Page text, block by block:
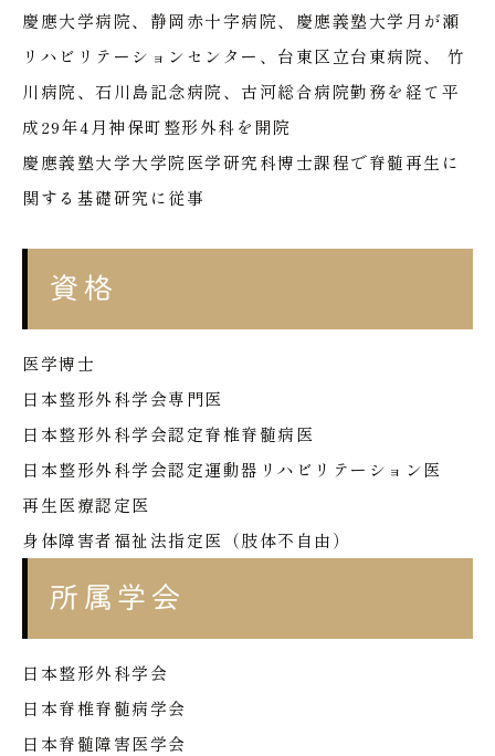
慶應大学病院、静岡赤十字病院、慶應義塾大学月が瀬
リハビリテーションセンター、台東区立台東病院、 竹
川病院、石川島記念病院、古河総合病院勤務を経て平
成29年4月神保町整形外科を開院
慶應義塾大学大学院医学研究科博士課程で脊髄再生に
関する基礎研究に従事
資格
医学博士
日本整形外科学会専門医
日本整形外科学会認定脊椎脊髄病医
日本整形外科学会認定運動器リハビリテーション医
再生医療認定医
身体障害者福祉法指定医（肢体不自由）
所属学会
日本整形外科学会
日本脊椎脊髄病学会
日本脊髄障害医学会